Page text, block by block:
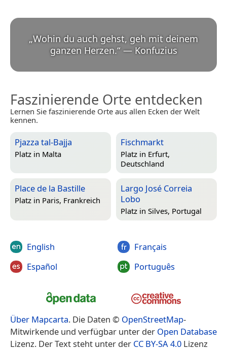
„Wohin du auch gehst, geh mit deinem
ganzen Herzen.“ — Konfuzius
Faszinierende Orte entdecken
Lernen Sie faszinierende Orte aus allen Ecken der Welt
kennen.
Pjazza tal-Bajja
Platz in Malta
Fischmarkt
Platz in Erfurt,
Deutschland
Place de la Bastille
Platz in Paris, Frankreich
Largo José Correia
Lobo
Platz in Silves, Portugal
English
Español
Français
Português
Über Mapcarta. Die Daten © OpenStreetMap-
Mitwirkende und verfügbar unter der Open Database
Lizenz. Der Text steht unter der CC BY-SA 4.0 Lizenz